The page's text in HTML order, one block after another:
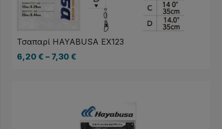
Τσαπαρί HAYABUSA EX123
6,20 € – 7,30 €